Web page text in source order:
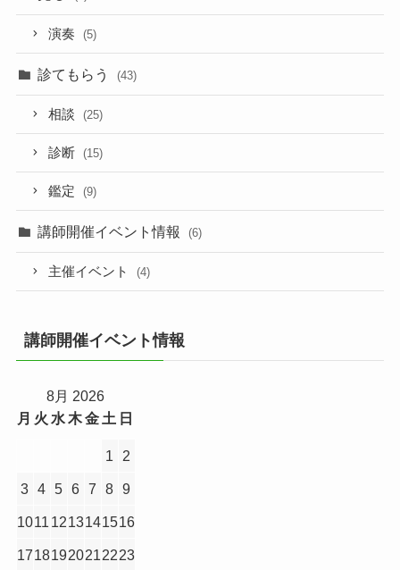
演奏 (5)
診てもらう (43)
相談 (25)
診断 (15)
鑑定 (9)
講師開催イベント情報 (6)
主催イベント (4)
講師開催イベント情報
8月 2026
月 火 水 木金 土 日
1 2
3 4 5 6 7 8 9
1011 1213141516
1718192021 2223